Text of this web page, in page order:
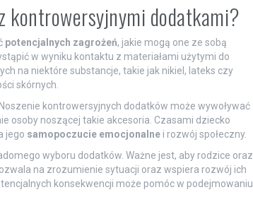
kontrowersyjnymi dodatkami?
potencjalnych zagrożeń, jakie mogą one ze sobą
w wyniku kontaktu z materiałami użytymi do
na niektóre substancje, takie jak nikiel, lateks czy
skórnych.
kontrowersyjnych dodatków może wywoływać
osoby noszącej takie akcesoria. Czasami dziecko
jego samopoczucie emocjonalnei rozwój społeczny.
wyboru dodatków. Ważne jest, aby rodzice oraz
na zrozumienie sytuacji oraz wspiera rozwój ich
konsekwencji może pomóc w podejmowaniu